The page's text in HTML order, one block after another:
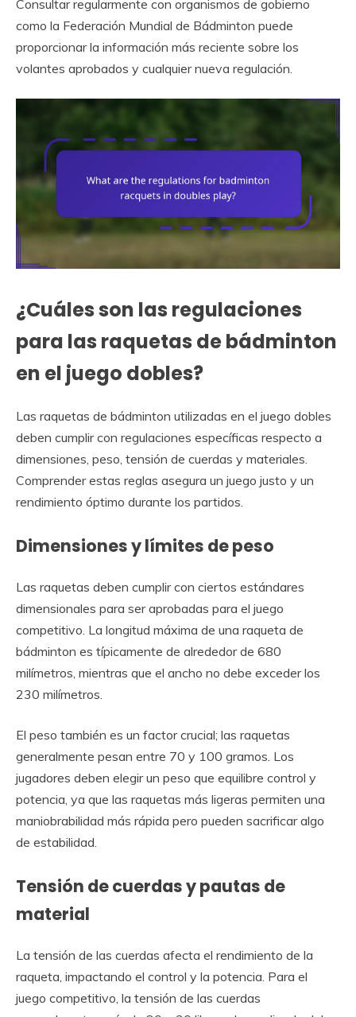
Consultar regularmente con organismos de gobierno
como la Federación Mundial de Bádminton puede
proporcionar la información más reciente sobre los
volantes aprobados y cualquier nueva regulación.
¿Cuáles son las regulaciones
para las raquetas de bádminton
en el juego dobles?
Las raquetas de bádminton utilizadas en el juego dobles
deben cumplir con regulaciones específicas respecto a
dimensiones, peso, tensión de cuerdas y materiales.
Comprender estas reglas asegura un juego justo y un
rendimiento óptimo durante los partidos.
Dimensiones y límites de peso
Las raquetas deben cumplir con ciertos estándares
dimensionales para ser aprobadas para el juego
competitivo. La longitud máxima de una raqueta de
bádminton es típicamente de alrededor de 680
milímetros, mientras que el ancho no debe exceder los
230 milímetros.
El peso también es un factor crucial; las raquetas
generalmente pesan entre 70 y 100 gramos. Los
jugadores deben elegir un peso que equilibre control y
potencia, ya que las raquetas más ligeras permiten una
maniobrabilidad más rápida pero pueden sacrificar algo
de estabilidad.
Tensión de cuerdas y pautas de
material
La tensión de las cuerdas afecta el rendimiento de la
raqueta, impactando el control y la potencia. Para el
juego competitivo, la tensión de las cuerdas